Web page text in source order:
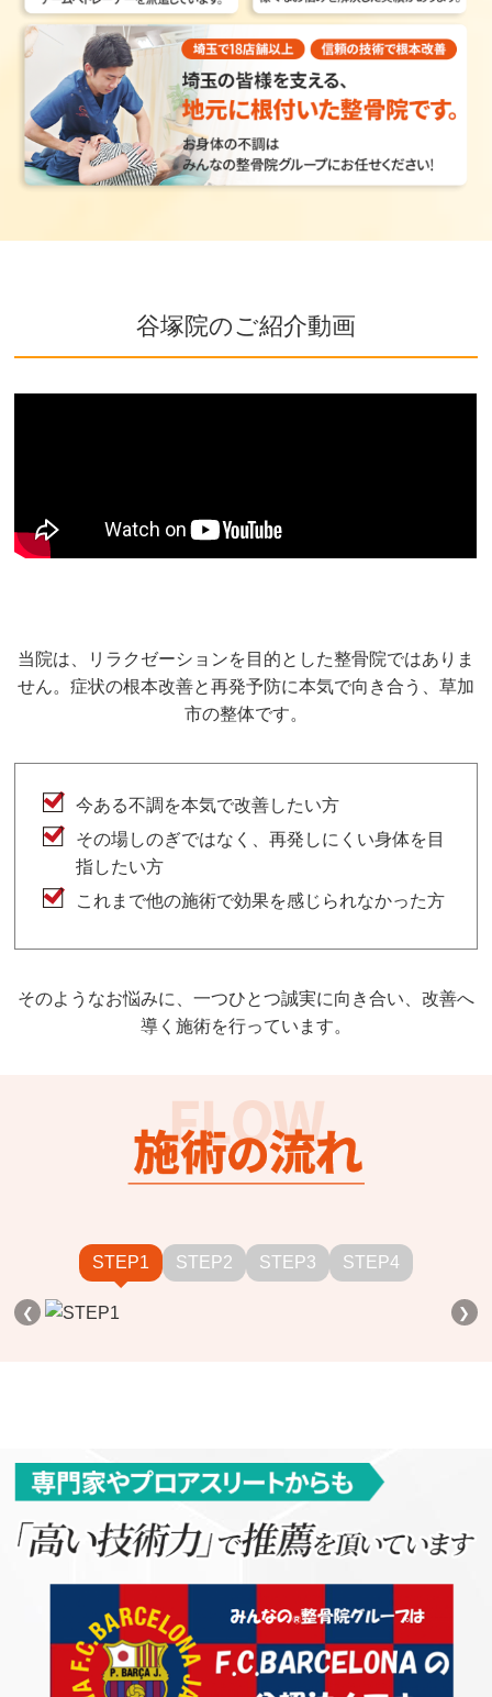
谷塚院のご紹介動画
当院は、リラクゼーションを目的とした整骨院ではありま
せん。症状の根本改善と再発予防に本気で向き合う、草加
市の整体です。
今ある不調を本気で改善したい方
その場しのぎではなく、再発しにくい身体を目
指したい方
これまで他の施術で効果を感じられなかった方
そのようなお悩みに、一つひとつ誠実に向き合い、改善へ
導く施術を行っています。
STEP1 STEP2 STEP3 STEP4
❮ ❯